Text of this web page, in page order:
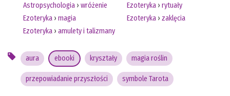
Astropsychologia › wróżenie
Ezoteryka › magia
Ezoteryka › amulety i talizmany
Ezoteryka › rytuały
Ezoteryka › zaklęcia
aura ebooki kryształy magia roślin
przepowiadanie przyszłości symbole Tarota